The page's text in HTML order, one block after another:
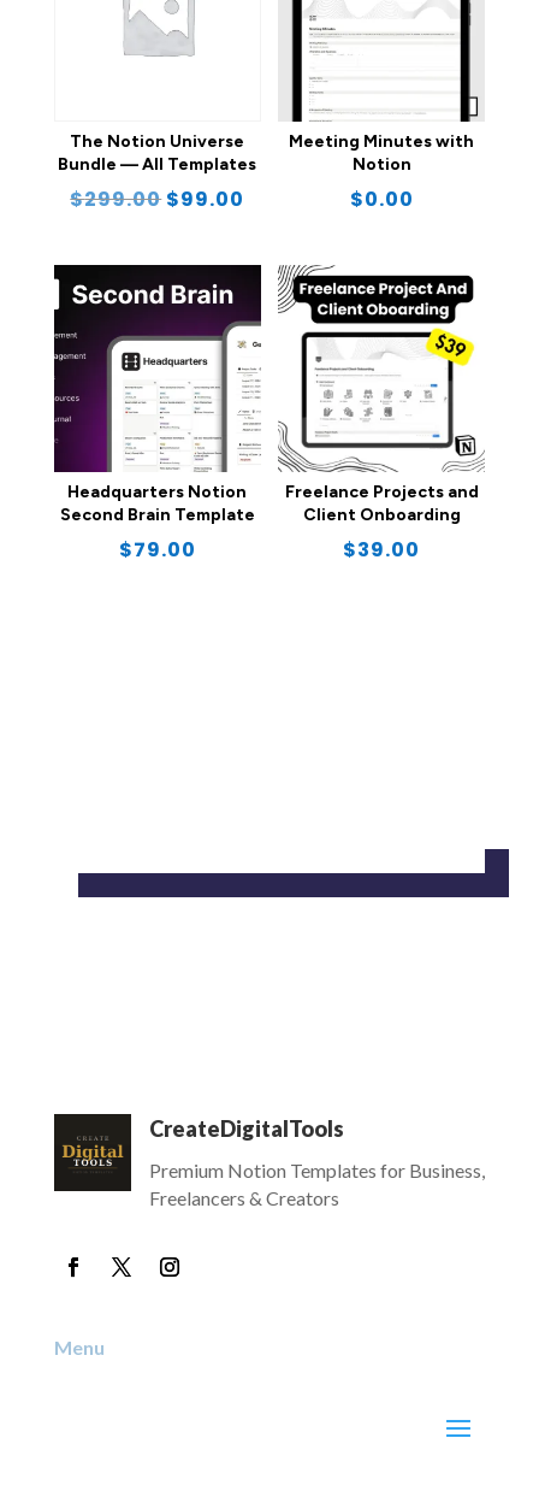
The Notion Universe
Bundle — All Templates
$299.00 Original
was:
$299.00.
$99.00
is:
$99.00.
Meeting Minutes with
Notion
$0.00
Headquarters Notion
Second Brain Template
$79.00
Freelance Projects and
Client Onboarding
$39.00
CreateDigitalTools
Premium Notion Templates for Business,
Freelancers & Creators
Menu